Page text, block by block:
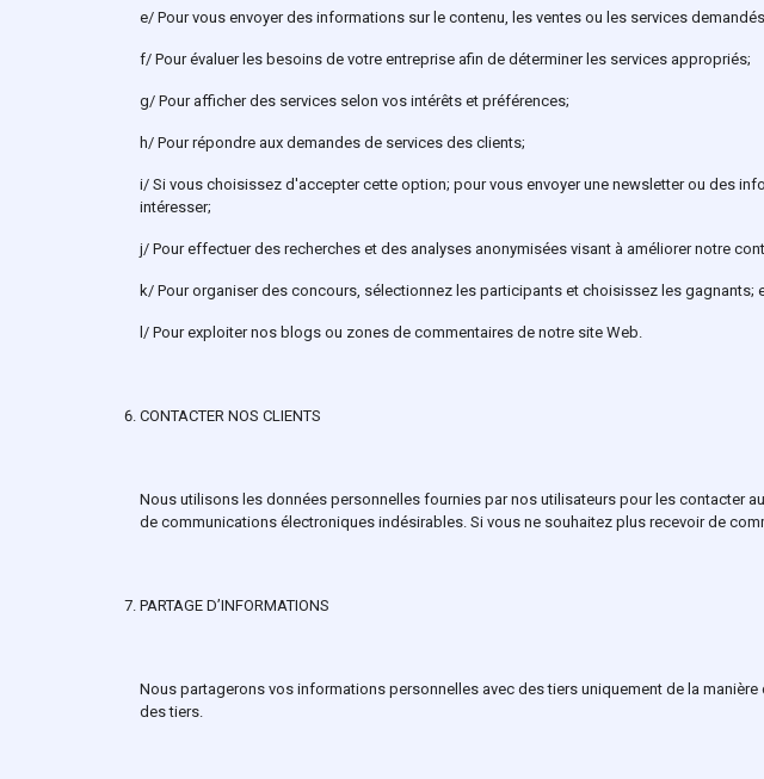
e/ Pour vous envoyer des informations sur le contenu, les ventes ou les services
f/ Pour évaluer les besoins de votre entreprise afin de déterminer les services appropriés;
g/ Pour afficher des services selon vos intérêts et préférences;
h/ Pour répondre aux demandes de services des clients;
i/ Si vous choisissez d'accepter cette option; pour vous envoyer une newsletter ou des
intéresser;
j/ Pour effectuer des recherches et des analyses anonymisées visant à améliorer notre
k/ Pour organiser des concours, sélectionnez les participants et choisissez les gagnants;
l/ Pour exploiter nos blogs ou zones de commentaires de notre site Web.
CONTACTER NOS CLIENTS
Nous utilisons les données personnelles fournies par nos utilisateurs pour les contacter
de communications électroniques indésirables. Si vous ne souhaitez plus recevoir de
PARTAGE D’INFORMATIONS
Nous partagerons vos informations personnelles avec des tiers uniquement de la
des tiers.